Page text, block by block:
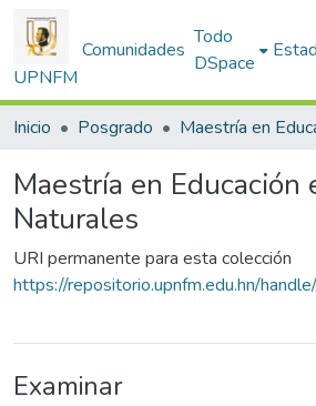
UPNFM
Comunidades
Todo
DSpace
Inicio Posgrado
Maestría en Educación
Naturales
URI permanente para esta colección
https://repositorio.upnfm.edu.hn/
Examinar